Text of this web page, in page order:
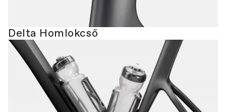
Delta Homlokcső